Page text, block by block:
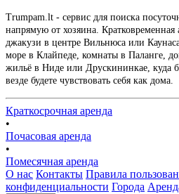
Trumpam.lt - сервис для поиска
напрямую от хозяина.
джакузи в центре Вильнюса или
море в Клайпеде, комнаты в Паланге,
жильё в Ниде или Друскининкае, куда
везде будете чувствовать себя как дома.
Краткосрочная аренда
•
Почасовая аренда
•
Помесячная аренда
О нас Контакты Правила
конфиденциальности Города